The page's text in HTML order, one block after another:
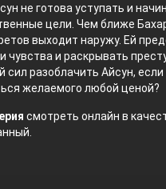
не готова уступать и
цели. Чем ближе
выходит наружу. Ей
и раскрывать
сил разоблачить Айсун,
желаемого любой ценой?
смотреть онлайн в